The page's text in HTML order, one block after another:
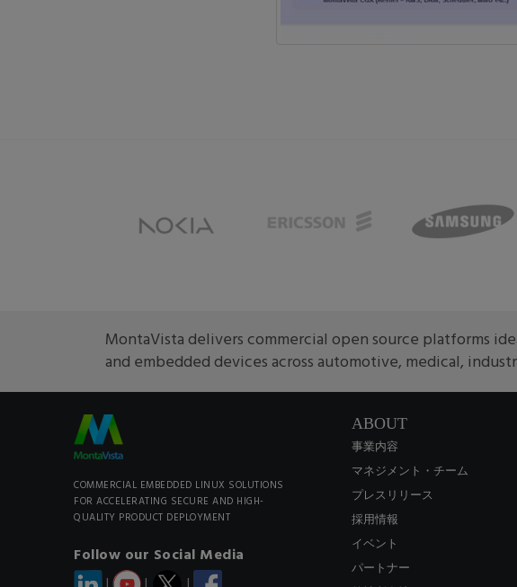
MontaVista delivers commercial open source platforms
and embedded devices across automotive, medical,
COMMERCIAL EMBEDDED LINUX SOLUTIONS
FOR ACCELERATING SECURE AND HIGH-
QUALITY PRODUCT DEPLOYMENT
Follow our Social Media
ABOUT
事業内容
マネジメント・チーム
プレスリリース
採用情報
イベント
パートナー